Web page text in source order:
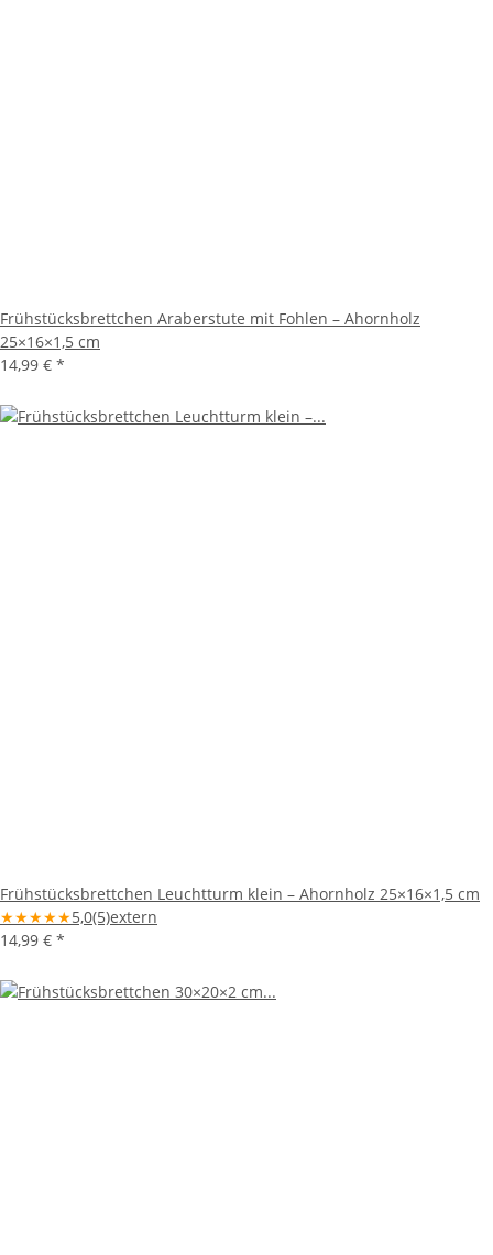
Frühstücksbrettchen Araberstute mit Fohlen – Ahornholz
25×16×1,5 cm
14,99 € *
Frühstücksbrettchen Leuchtturm klein – Ahornholz 25×16×1,5 cm
★★★★★5,0(5)extern
14,99 € *